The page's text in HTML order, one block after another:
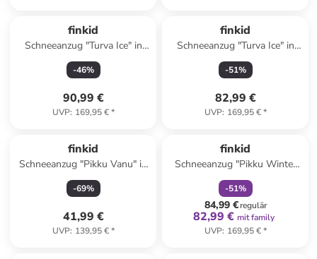
finkid
Schneeanzug "Turva Ice" in
Blau
-46%
90,99 €
UVP: 169,95 €*
finkid
Schneeanzug "Turva Ice" in
Hellbraun/ Dunkelblau
-51%
82,99 €
UVP: 169,95 €*
finkid
Schneeanzug "Pikku Vanu" in
Rosa
-69%
41,99 €
UVP: 139,95 €*
finkid
Schneeanzug "Pikku Winter
Eco" in Dunkelblau
-51%
84,99 €regulär
82,99 € mit family
UVP: 169,95 €*